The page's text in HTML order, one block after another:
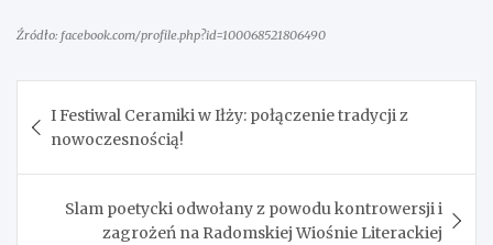
Źródło: facebook.com/profile.php?id=100068521806490
wpisu
I Festiwal Ceramiki w Iłży: połączenie tradycji z
nowoczesnością!
Slam poetycki odwołany z powodu kontrowersji i
zagrożeń na Radomskiej Wiośnie Literackiej